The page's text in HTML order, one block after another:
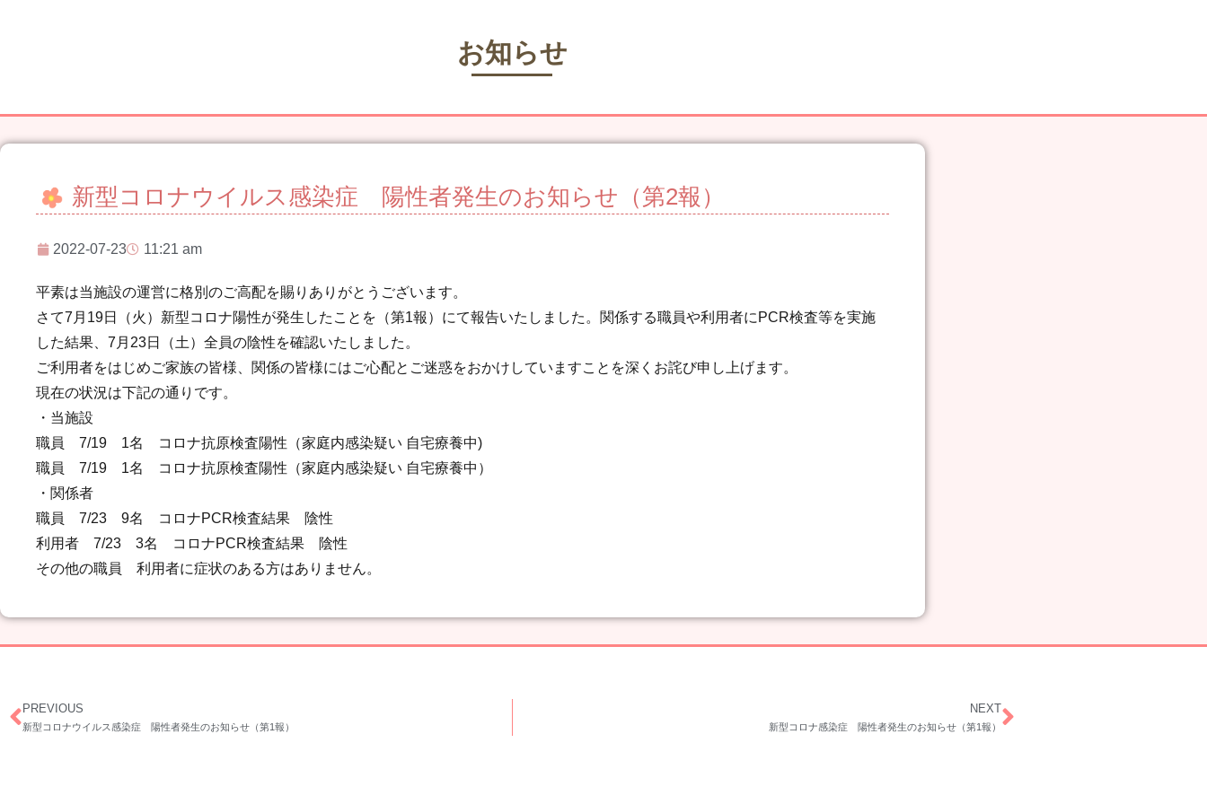
お知らせ
新型コロナウイルス感染症 陽性者発生のお知らせ（第2報）
2022-07-23 11:21 am
平素は当施設の運営に格別のご高配を賜りありがとうございます。
さて7月19日（火）新型コロナ陽性が発生したことを（第1報）にて報告いたしました。関係する職員や利用者にPCR検査等を実施
した結果、7月23日（土）全員の陰性を確認いたしました。
ご利用者をはじめご家族の皆様、関係の皆様にはご心配とご迷惑をおかけしていますことを深くお詫び申し上げます。
現在の状況は下記の通りです。
・当施設
職員 7/19 1名 コロナ抗原検査陽性（家庭内感染疑い 自宅療養中)
職員 7/19 1名 コロナ抗原検査陽性（家庭内感染疑い 自宅療養中）
・関係者
職員 7/23 9名 コロナPCR検査結果 陰性
利用者 7/23 3名 コロナPCR検査結果 陰性
その他の職員 利用者に症状のある方はありません。
PREVIOUS
新型コロナウイルス感染症 陽性者発生のお知らせ（第1報）
NEXT
新型コロナ感染症 陽性者発生のお知らせ（第1報）